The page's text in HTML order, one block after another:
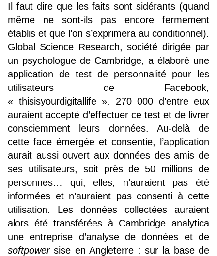
Il faut dire que les faits sont sidérants (quand
même ne sont-ils pas encore fermement
établis et que l’on s’exprimera au conditionnel).
Global Science Research, société dirigée par
un psychologue de Cambridge, a élaboré une
application de test de personnalité pour les
utilisateurs de Facebook,
« thisisyourdigitallife ». 270 000 d’entre eux
auraient accepté d’effectuer ce test et de livrer
consciemment leurs données. Au-delà de
cette face émergée et consentie, l’application
aurait aussi ouvert aux données des amis de
ses utilisateurs, soit près de 50 millions de
personnes… qui, elles, n’auraient pas été
informées et n’auraient pas consenti à cette
utilisation. Les données collectées auraient
alors été transférées à Cambridge analytica
une entreprise d’analyse de données et de
softpowersise en Angleterre : sur la base de